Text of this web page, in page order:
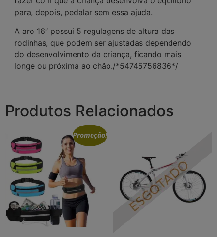
para, depois, pedalar sem essa ajuda.
A aro 16″ possui 5 regulagens de altura das
rodinhas, que podem ser ajustadas dependendo
do desenvolvimento da criança, ficando mais
longe ou próxima ao chão./*54745756836*/
Produtos Relacionados
Promoção!